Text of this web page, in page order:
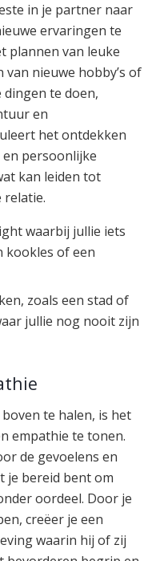
in je partner naar
ervaringen te
plannen van leuke
nieuwe hobby’s of
te doen,
en
het ontdekken
persoonlijke
kan leiden tot
relatie.
waarbij jullie iets
kookles of een
zoals een stad of
jullie nog nooit zijn
te halen, is het
empathie te tonen.
de gevoelens en
je bereid bent om
oordeel. Door je
creëer je een
waarin hij of zij